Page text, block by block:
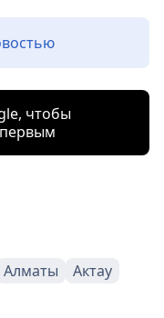
чтобы
Алматы
Актау